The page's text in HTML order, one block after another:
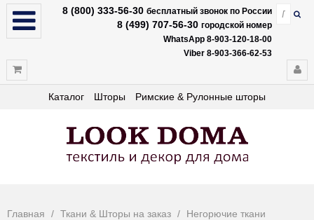
8 (800) 333-56-30 бесплатный звонок по России
8 (499) 707-56-30 городской номер
WhatsApp 8-903-120-18-00
Viber 8-903-366-62-53
Каталог Шторы Римские & Рулонные шторы
Главная Ткани & Шторы на заказ
Негорючие ткани